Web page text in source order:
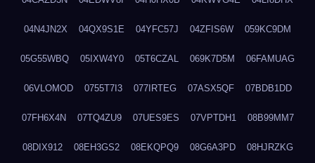
04N4JN2X 04QX9S1E 04YFC57J 04ZFIS6W 059KC9DM
05G55WBQ 05IXW4Y0 05T6CZAL 069K7D5M 06FAMUAG
06VLOMOD 0755T7I3 077IRTEG 07ASX5QF 07BDB1DD
07FH6X4N 07TQ4ZU9 07UES9ES 07VPTDH1 08B99MM7
08DIX912 08EH3GS2 08EKQPQ9 08G6A3PD 08HJRZKG